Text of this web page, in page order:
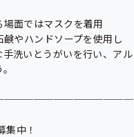
面ではマスクを着用
やハンドソープを使用し
洗いとうがいを行い、アル
中！